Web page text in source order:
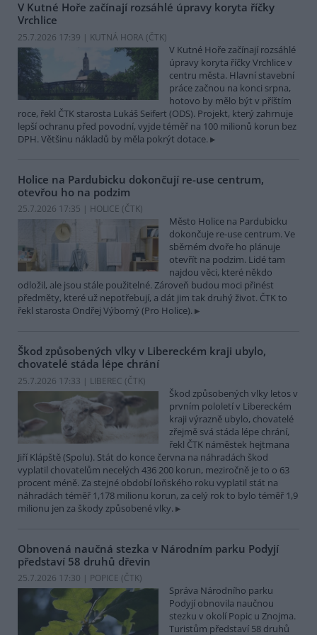
V Kutné Hoře začínají rozsáhlé úpravy koryta říčky
Vrchlice
25.7.2026 17:39 | KUTNÁ HORA (ČTK)
V Kutné Hoře začínají rozsáhlé
úpravy koryta říčky Vrchlice v
centru města. Hlavní stavební
práce začnou na konci srpna,
hotovo by mělo být v příštím
roce, řekl ČTK starosta Lukáš Seifert (ODS). Projekt, který zahrnuje
lepší ochranu před povodní, vyjde téměř na 100 milionů korun bez
DPH. Většinu nákladů by měla pokrýt dotace.
Holice na Pardubicku dokončují re-use centrum,
otevřou ho na podzim
25.7.2026 17:35 | HOLICE (ČTK)
Město Holice na Pardubicku
dokončuje re-use centrum. Ve
sběrném dvoře ho plánuje
otevřít na podzim. Lidé tam
najdou věci, které někdo
odložil, ale jsou stále použitelné. Zároveň budou moci přinést
předměty, které už nepotřebují, a dát jim tak druhý život. ČTK to
řekl starosta Ondřej Výborný (Pro Holice).
Škod způsobených vlky v Libereckém kraji ubylo,
chovatelé stáda lépe chrání
25.7.2026 17:33 | LIBEREC (ČTK)
Škod způsobených vlky letos v
prvním pololetí v Libereckém
kraji výrazně ubylo, chovatelé
zřejmě svá stáda lépe chrání,
řekl ČTK náměstek hejtmana
Jiří Klápště (Spolu). Stát do konce června na náhradách škod
vyplatil chovatelům necelých 436 200 korun, meziročně je to o 63
procent méně. Za stejné období loňského roku vyplatil stát na
náhradách téměř 1,178 milionu korun, za celý rok to bylo téměř 1,9
milionu jen za škody způsobené vlky.
Obnovená naučná stezka v Národním parku Podyjí
představí 58 druhů dřevin
25.7.2026 17:30 | POPICE (ČTK)
Správa Národního parku
Podyjí obnovila naučnou
stezku v okolí Popic u Znojma.
Turistům představí 58 druhů